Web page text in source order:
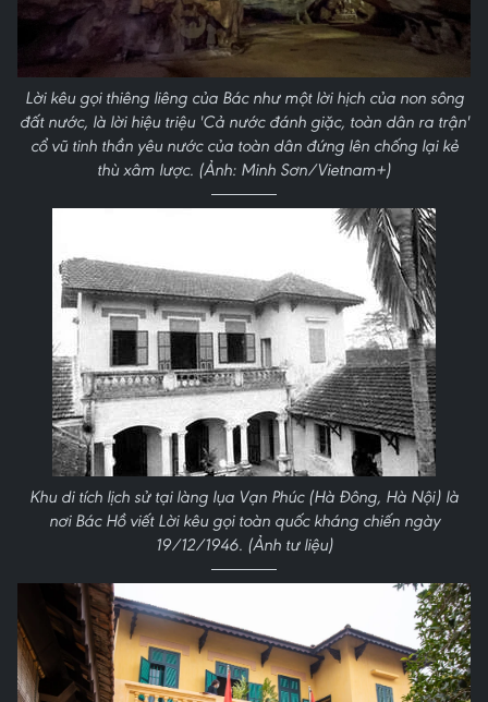
Lời kêu gọi thiêng liêng của Bác như một lời hịch của non sông
đất nước, là lời hiệu triệu 'Cả nước đánh giặc, toàn dân ra trận'
cổ vũ tinh thần yêu nước của toàn dân đứng lên chống lại kẻ
thù xâm lược. (Ảnh: Minh Sơn/Vietnam+)
Khu di tích lịch sử tại làng lụa Vạn Phúc (Hà Đông, Hà Nội) là
nơi Bác Hồ viết Lời kêu gọi toàn quốc kháng chiến ngày
19/12/1946. (Ảnh tư liệu)